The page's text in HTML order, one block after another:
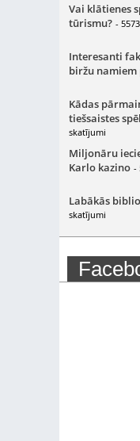
Vai klātienes
tūrismu? -
Interesanti
biržu namiem
Kādas
tiešsaistes
skatījumi
Miljonāru
Karlo kazino -
Labākās
skatījumi